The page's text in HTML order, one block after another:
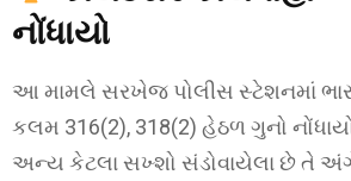
નોંધાયો
આ મામલે સરખેજ પોલીસ સ્ટેશનમાં
કલમ 316(2), 318(2) હેઠળ ગુનો
અન્ય કેટલા સખ્શો સંડોવાયેલા છે તે